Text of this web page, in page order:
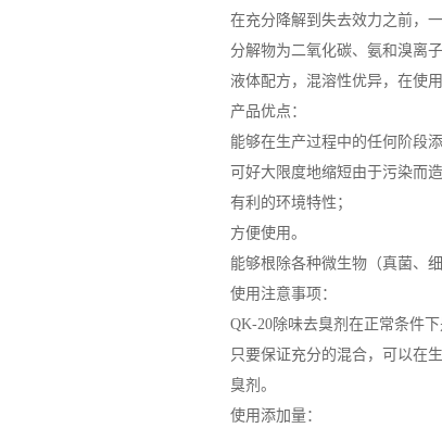
在充分降解到失去效力之前，
分解物为二氧化碳、氨和溴离
液体配方，混溶性优异，在使
产品优点：
能够在生产过程中的任何阶段
可好大限度地缩短由于污染而
有利的环境特性；
方便使用。
能够根除各种微生物（真菌、细
使用注意事项：
QK-20除味去臭剂在正常条件
只要保证充分的混合，可以在
臭剂。
使用添加量：